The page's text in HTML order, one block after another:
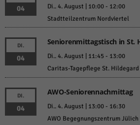
04 Di.. 4. August | 10:00- 12:00
Stadtteilzentrum Nordviertel
DI.
04
Seniorenmittagstisch in St.
Di.. 4. August | 11:45 - 13:00
Caritas-Tagepflege St. Hildegard
DI.
04
AWO-Seniorennachmittag
Di.. 4. August | 13:00- 16:30
AWO Begegnungszentrum Jülich